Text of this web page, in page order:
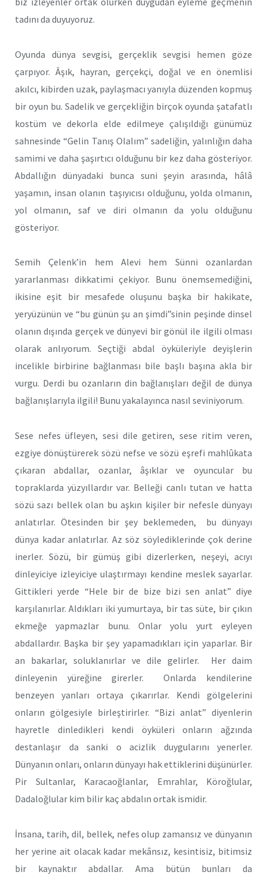
tadını da duyuyoruz.
Oyunda dünya sevgisi, gerçeklik sevgisi hemen göze
çarpıyor. Âşık, hayran, gerçekçi, doğal ve en önemlisi
akılcı, kibirden uzak, paylaşmacı yanıyla düzenden kopmuş
bir oyun bu. Sadelik ve gerçekliğin birçok oyunda şatafatlı
kostüm ve dekorla elde edilmeye çalışıldığı günümüz
sahnesinde “Gelin Tanış Olalım” sadeliğin, yalınlığın daha
samimi ve daha şaşırtıcı olduğunu bir kez daha gösteriyor.
Abdallığın dünyadaki bunca suni şeyin arasında, hâlâ
yaşamın, insan olanın taşıyıcısı olduğunu, yolda olmanın,
yol olmanın, saf ve diri olmanın da yolu olduğunu
gösteriyor.
Semih Çelenk’in hem Alevi hem Sünni ozanlardan
yararlanması dikkatimi çekiyor. Bunu önemsemediğini,
ikisine eşit bir mesafede oluşunu başka bir hakikate,
yeryüzünün ve “bu günün şu an şimdi”sinin peşinde dinsel
olanın dışında gerçek ve dünyevi bir gönül ile ilgili olması
olarak anlıyorum. Seçtiği abdal öyküleriyle deyişlerin
incelikle birbirine bağlanması bile başlı başına akla bir
vurgu. Derdi bu ozanların din bağlanışları değil de dünya
bağlanışlarıyla ilgili! Bunu yakalayınca nasıl seviniyorum.
Sese nefes üfleyen, sesi dile getiren, sese ritim veren,
ezgiye dönüştürerek sözü nefse ve sözü eşrefi mahlûkata
çıkaran abdallar, ozanlar, âşıklar ve oyuncular bu
topraklarda yüzyıllardır var. Belleği canlı tutan ve hatta
sözü sazı bellek olan bu aşkın kişiler bir nefesle dünyayı
anlatırlar. Ötesinden bir şey beklemeden, bu dünyayı
dünya kadar anlatırlar. Az söz söylediklerinde çok derine
inerler. Sözü, bir gümüş gibi dizerlerken, neşeyi, acıyı
dinleyiciye izleyiciye ulaştırmayı kendine meslek sayarlar.
Gittikleri yerde “Hele bir de bize bizi sen anlat” diye
karşılanırlar. Aldıkları iki yumurtaya, bir tas süte, bir çıkın
ekmeğe yapmazlar bunu. Onlar yolu yurt eyleyen
abdallardır. Başka bir şey yapamadıkları için yaparlar. Bir
an bakarlar, soluklanırlar ve dile gelirler. Her daim
dinleyenin yüreğine girerler. Onlarda kendilerine
benzeyen yanları ortaya çıkarırlar. Kendi gölgelerini
onların gölgesiyle birleştirirler. “Bizi anlat” diyenlerin
hayretle dinledikleri kendi öyküleri onların ağzında
destanlaşır da sanki o acizlik duygularını yenerler.
Dünyanın onları, onların dünyayı hak ettiklerini düşünürler.
Pir Sultanlar, Karacaoğlanlar, Emrahlar, Köroğlular,
Dadaloğlular kim bilir kaç abdalın ortak ismidir.
İnsana, tarih, dil, bellek, nefes olup zamansız ve dünyanın
her yerine ait olacak kadar mekânsız, kesintisiz, bitimsiz
bir kaynaktır abdallar. Ama bütün bunları da